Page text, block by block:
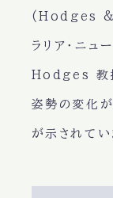
(Hodges &
ラリア・ニュ
Hodges 教
姿勢の変化
が示されてい